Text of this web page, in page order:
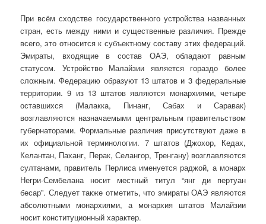
При всём сходстве государственного устройства названных
стран, есть между ними и существенные различия. Прежде
всего, это относится к субъектному составу этих федераций.
Эмираты, входящие в состав ОАЭ, обладают равным
статусом. Устройство Малайзии является гораздо более
сложным. Федерацию образуют 13 штатов и 3 федеральные
территории. 9 из 13 штатов являются монархиями, четыре
оставшихся (Малакка, Пинанг, Сабах и Саравак)
возглавляются назначаемыми центральным правительством
губернаторами. Формальные различия присутствуют даже в
их официальной терминологии. 7 штатов (Джохор, Кедах,
Келантан, Паханг, Перак, Селангор, Тренгану) возглавляются
султанами, правитель Перлиса именуется раджой, а монарх
Негри-Сембелана носит местный титул “янг ди пертуан
бесар”. Следует также отметить, что эмираты ОАЭ являются
абсолютными монархиями, а монархия штатов Малайзии
носит конституционный характер.